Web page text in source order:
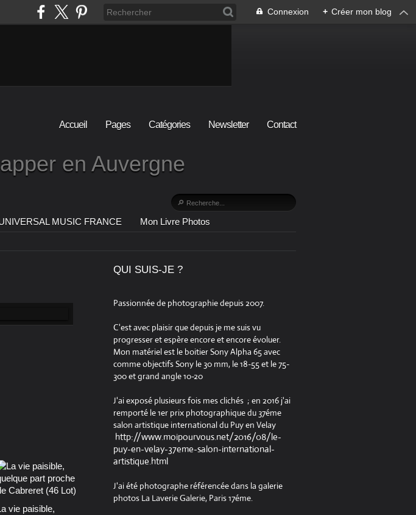
Connexion + Créer mon blog
Accueil Pages Catégories Newsletter Contact
en Auvergne
MUSIC FRANCE
Mon Livre Photos
vie paisible,
QUI SUIS-JE ?
Passionnée de photographie depuis 2007.
C'est avec plaisir que depuis je me suis vu
progresser et espère encore et encore évoluer.
Mon matériel est le boitier Sony Alpha 65 avec
comme objectifs Sony le 30 mm, le 18-55 et le 75-
300 et grand angle 10-20
J'ai exposé plusieurs fois mes clichés ; en 2016 j'ai
remporté le 1er prix photographique du 37éme
salon artistique international du Puy en Velay
http://www.moipourvous.net/2016/08/le-
puy-en-velay-37eme-salon-international-
artistique.html
J'ai été photographe référencée dans la galerie
photos La Laverie Galerie, Paris 17éme.